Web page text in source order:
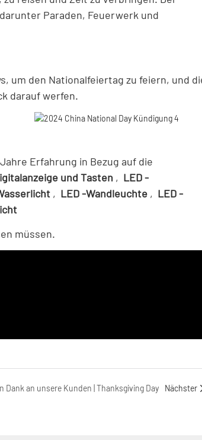
Paraden, Feuerwerk und
um den Nationalfeiertag zu feiern, und
darauf werfen.
Erfahrung in Bezug auf die
und Tasten , LED -
, LED -Wandleuchte , LED -
müssen.
Dank an unsere Kunden | Thanksgiving Day Nächster